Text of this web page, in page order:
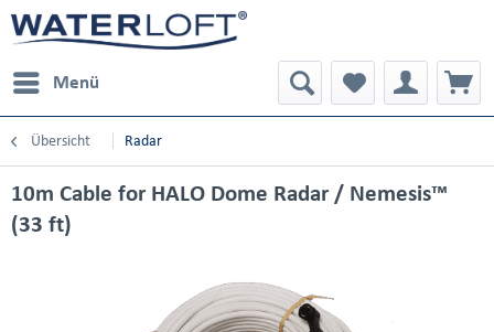
Menü
Übersicht Radar
10m Cable for HALO Dome Radar / Nemesis™
(33 ft)